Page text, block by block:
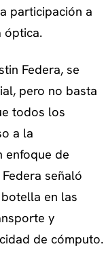
participación a
óptica.
Federa, se
pero no basta
todos los
a la
enfoque de
señaló
en las
y
de cómputo.